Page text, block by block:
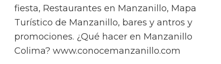
fiesta, Restaurantes en Manzanillo, Mapa
Turístico de Manzanillo, bares y antros y
promociones. ¿Qué hacer en Manzanillo
Colima? www.conocemanzanillo.com